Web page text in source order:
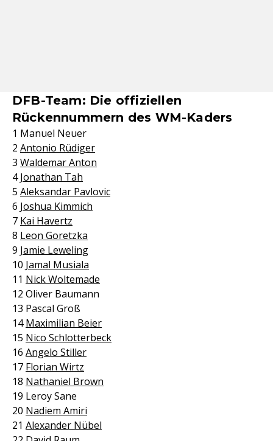
DFB-Team: Die offiziellen
Rückennummern des WM-Kaders
1 Manuel Neuer
2 Antonio Rüdiger
3 Waldemar Anton
4Jonathan Tah
5 Aleksandar Pavlovic
6 Joshua Kimmich
7 Kai Havertz
8 Leon Goretzka
9 Jamie Leweling
10 Jamal Musiala
11 Nick Woltemade
12 Oliver Baumann
13 Pascal Groß
14Maximilian Beier
15 Nico Schlotterbeck
16 Angelo Stiller
17 Florian Wirtz
18 Nathaniel Brown
19 Leroy Sane
20 Nadiem Amiri
21 Alexander Nübel